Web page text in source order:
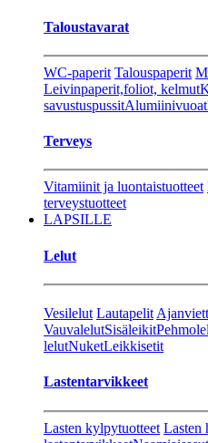
Taloustavarat
WC-paperit Talouspaperit
Leivinpaperit,foliot, kelmut
savustuspussitAlumiinivuoat
Terveys
Vitamiinit ja luontaistuotteet
terveystuotteet
LAPSILLE
Lelut
Vesilelut Lautapelit
VauvalelutSisäleikit
lelutNuketLeikkisetit
Lastentarvikkeet
Lasten kylpytuotteet Lasten